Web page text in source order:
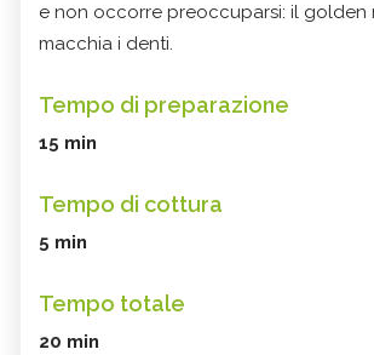
e non occorre preoccuparsi: il golden
macchia i denti.
Tempo di preparazione
15 min
Tempo di cottura
5 min
Tempo totale
20 min